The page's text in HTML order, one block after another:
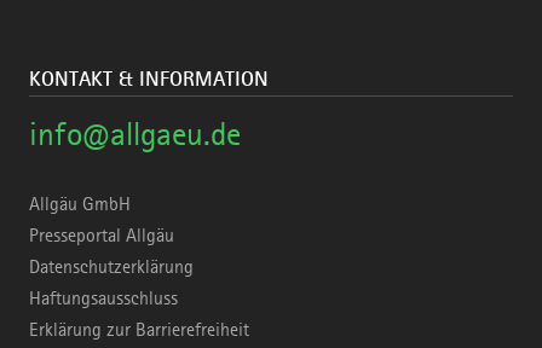
KONTAKT & INFORMATION
info@allgaeu.de
Allgäu GmbH
Presseportal Allgäu
Datenschutzerklärung
Haftungsausschluss
Erklärung zur Barrierefreiheit